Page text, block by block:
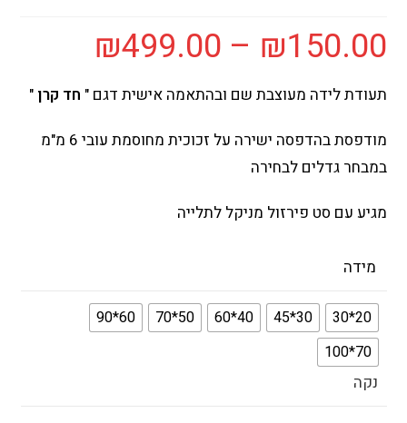
₪150.00
–
₪499.00
תעודת לידה מעוצבת שם ובהתאמה אישית דגם " חד קרן"
מודפסת בהדפסה ישירה על זכוכית מחוסמת עובי 6 מ"מ
במבחר גדלים לבחירה
מגיע עם סט פירזול מניקל לתלייה
מידה
20*30
30*45
40*60
50*70
60*90
70*100
נקה